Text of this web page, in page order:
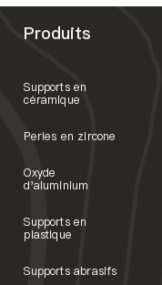
Produits
Supports en
céramique
Perles en zircone
Oxyde
d'aluminium
Supports en
plastique
Supports abrasifs